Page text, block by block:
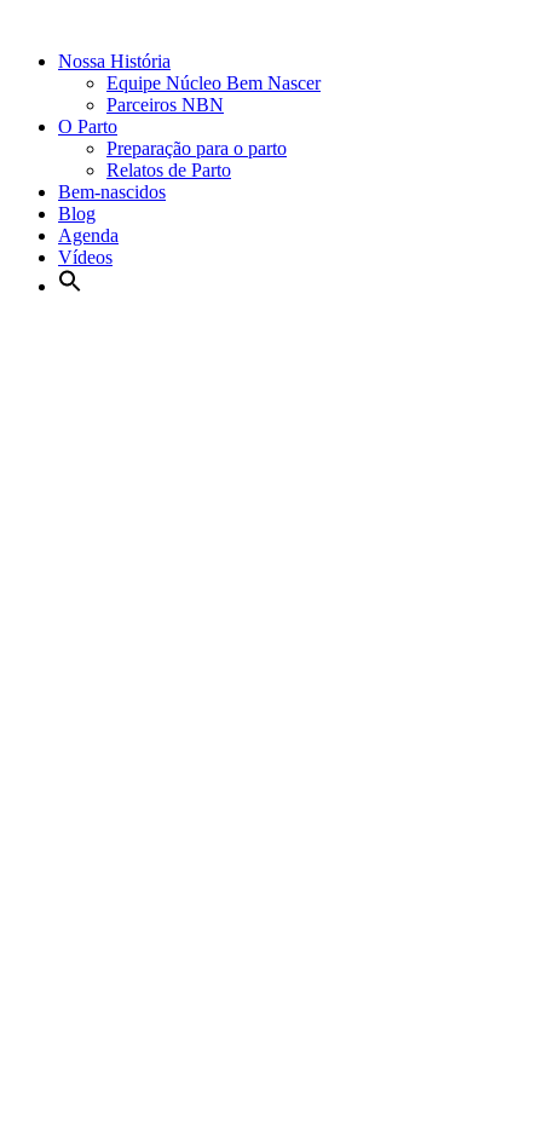
Nossa História
Equipe Núcleo Bem Nascer
Parceiros NBN
O Parto
Preparação para o parto
Relatos de Parto
Bem-nascidos
Blog
Agenda
Vídeos